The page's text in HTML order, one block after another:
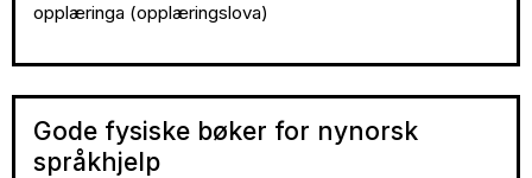
opplæringa (opplæringslova)
Gode fysiske bøker for nynorsk
språkhjelp